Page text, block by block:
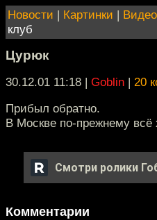
Новости | Картинки | Видео
клуб
Цурюк
30.12.01 11:18 | Goblin | 20
Прибыл обратно.
В Москве по-прежнему всё
Смотри ролики
Комментарии